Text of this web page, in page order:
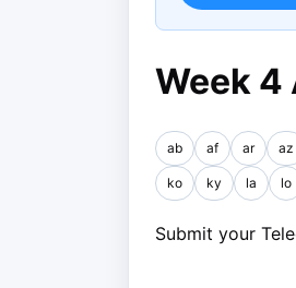
Week 4
ab af ar az
ko ky la lo
Submit your